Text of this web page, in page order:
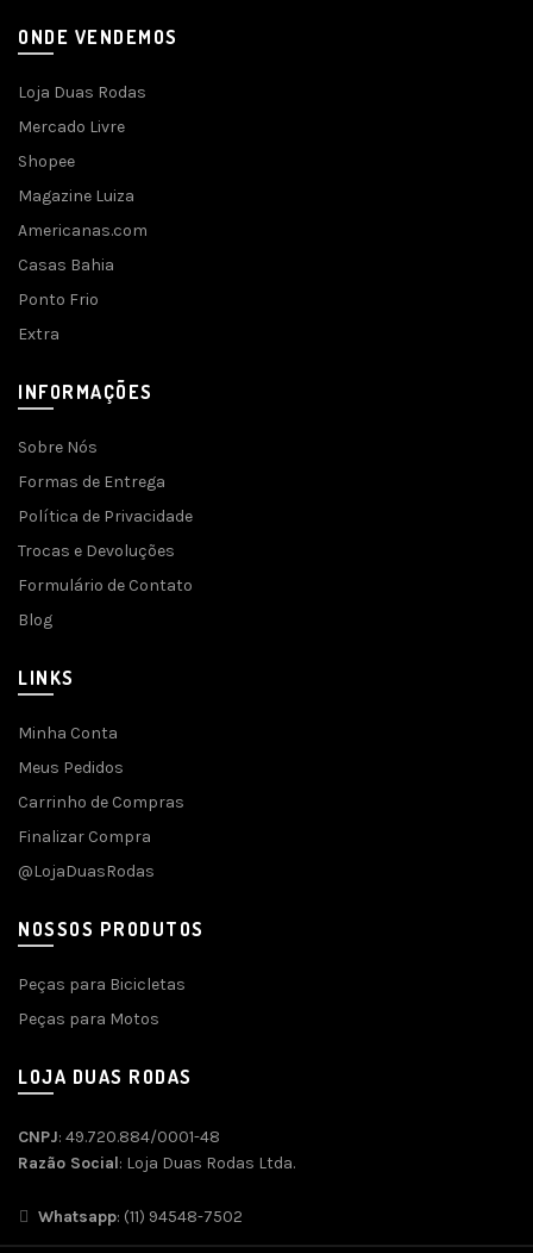
ONDE VENDEMOS
Loja Duas Rodas
Mercado Livre
Shopee
Magazine Luiza
Americanas.com
Casas Bahia
Ponto Frio
Extra
INFORMAÇÕES
Sobre Nós
Formas de Entrega
Política de Privacidade
Trocas e Devoluções
Formulário de Contato
Blog
LINKS
Minha Conta
Meus Pedidos
Carrinho de Compras
Finalizar Compra
@LojaDuasRodas
NOSSOS PRODUTOS
Peças para Bicicletas
Peças para Motos
LOJA DUAS RODAS
CNPJ: 49.720.884/0001-48
Razão Social: Loja Duas Rodas Ltda.
Whatsapp: (11) 94548-7502